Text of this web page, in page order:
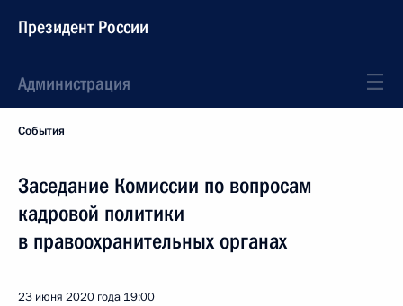
Президент России
Администрация
События
Заседание Комиссии по вопросам
кадровой политики
в правоохранительных органах
23 июня 2020 года 19:00